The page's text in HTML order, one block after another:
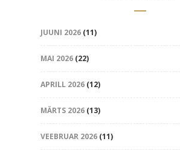
JUUNI 2026(11)
MAI 2026(22)
APRILL 2026(12)
MÄRTS 2026(13)
VEEBRUAR 2026(11)